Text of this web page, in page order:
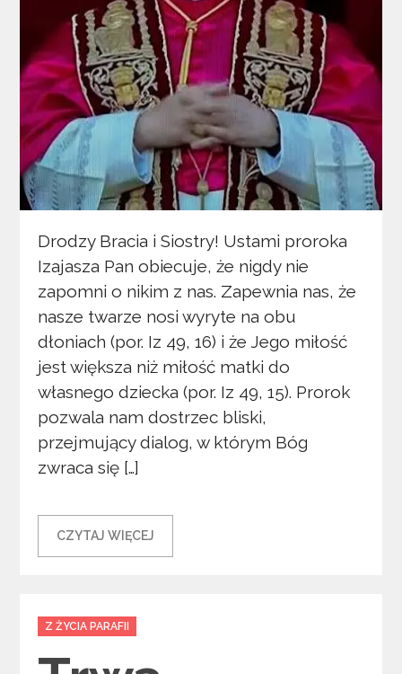
Drodzy Bracia i Siostry! Ustami proroka
Izajasza Pan obiecuje, że nigdy nie
zapomni o nikim z nas. Zapewnia nas, że
nasze twarze nosi wyryte na obu
dłoniach (por. Iz 49, 16) i że Jego miłość
jest większa niż miłość matki do
własnego dziecka (por. Iz 49, 15). Prorok
pozwala nam dostrzec bliski,
przejmujący dialog, w którym Bóg
zwraca się […]
CZYTAJ WIĘCEJ
Categories
Z ŻYCIA PARAFII